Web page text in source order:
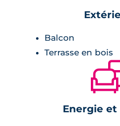
Balcon
Terrasse en bois
Energie